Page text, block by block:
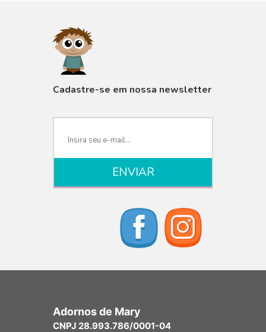
Cadastre-se em nossa newsletter
Adornos de Mary
CNPJ 28.993.786/0001-04